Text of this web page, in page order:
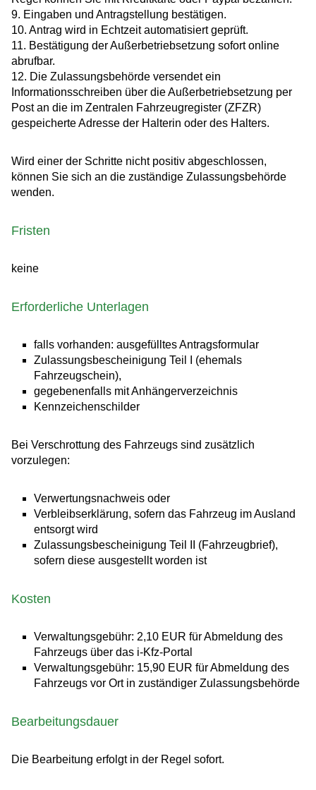
9. Eingaben und Antragstellung bestätigen.
10. Antrag wird in Echtzeit automatisiert geprüft.
11. Bestätigung der Außerbetriebsetzung sofort online
abrufbar.
12. Die Zulassungsbehörde versendet ein
Informationsschreiben über die Außerbetriebsetzung per
Post an die im Zentralen Fahrzeugregister (ZFZR)
gespeicherte Adresse der Halterin oder des Halters.
Wird einer der Schritte nicht positiv abgeschlossen,
können Sie sich an die zuständige Zulassungsbehörde
wenden.
Fristen
keine
Erforderliche Unterlagen
falls vorhanden: ausgefülltes Antragsformular
Zulassungsbescheinigung Teil I (ehemals
Fahrzeugschein),
gegebenenfalls mit Anhängerverzeichnis
Kennzeichenschilder
Bei Verschrottung des Fahrzeugs sind zusätzlich
vorzulegen:
Verwertungsnachweis oder
Verbleibserklärung, sofern das Fahrzeug im Ausland
entsorgt wird
Zulassungsbescheinigung Teil II (Fahrzeugbrief),
sofern diese ausgestellt worden ist
Kosten
Verwaltungsgebühr: 2,10 EUR für Abmeldung des
Fahrzeugs über das i-Kfz-Portal
Verwaltungsgebühr: 15,90 EUR für Abmeldung des
Fahrzeugs vor Ort in zuständiger Zulassungsbehörde
Bearbeitungsdauer
Die Bearbeitung erfolgt in der Regel sofort.